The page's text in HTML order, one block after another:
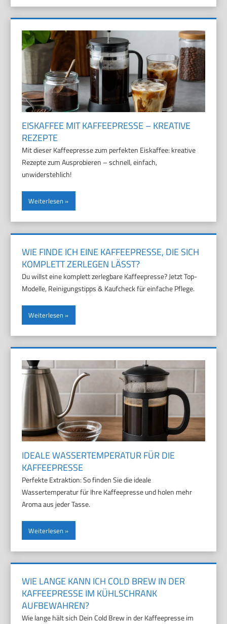
EISKAFFEE MIT KAFFEEPRESSE – KREATIVE
REZEPTE
Mit dieser Kaffeepresse zum perfekten Eiskaffee: kreative
Rezepte zum Ausprobieren – schnell, einfach,
unwiderstehlich!
Weiterlesen
WIE FINDE ICH EINE KAFFEEPRESSE, DIE SICH
KOMPLETT ZERLEGEN LÄSST?
Du willst eine komplett zerlegbare Kaffeepresse? Jetzt Top-
Modelle, Reinigungstipps & Kaufcheck für einfache Pflege.
Weiterlesen
IDEALE WASSERTEMPERATUR FÜR DIE
KAFFEEPRESSE
Perfekte Extraktion: So finden Sie die ideale
Wassertemperatur für Ihre Kaffeepresse und holen mehr
Aroma aus jeder Tasse.
Weiterlesen
WIE LANGE KANN ICH COLD BREW IN DER
KAFFEEPRESSE IM KÜHLSCHRANK
AUFBEWAHREN?
Wie lange hält sich Dein Cold Brew in der Kaffeepresse im